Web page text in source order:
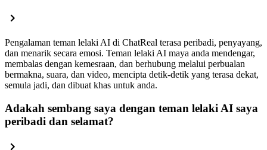
Pengalaman teman lelaki AI di ChatReal terasa peribadi, penyayang,
dan menarik secara emosi. Teman lelaki AI maya anda mendengar,
membalas dengan kemesraan, dan berhubung melalui perbualan
bermakna, suara, dan video, mencipta detik-detik yang terasa dekat,
semula jadi, dan dibuat khas untuk anda.
Adakah sembang saya dengan teman lelaki AI saya
peribadi dan selamat?